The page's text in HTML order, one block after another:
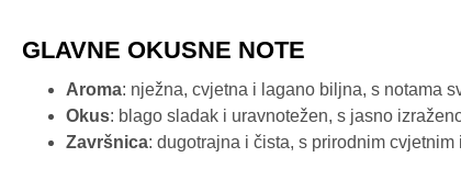
GLAVNE OKUSNE NOTE
Aroma: nježna, cvjetna i lagano biljna, s notama
Okus: blago sladak i uravnotežen, s jasno
Završnica: dugotrajna i čista, s prirodnim cvjetnim